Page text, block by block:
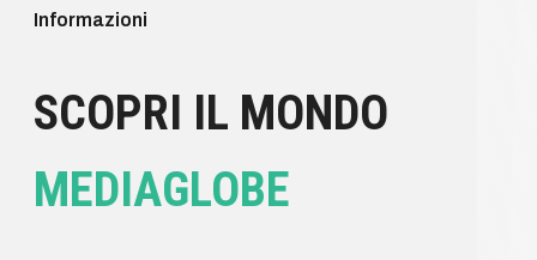
Informazioni
SCOPRI IL MONDO
MEDIAGLOBE